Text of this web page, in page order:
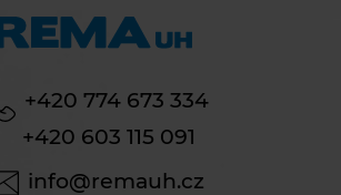
+420 774 673 334
+420 603 115 091
info@remauh.cz